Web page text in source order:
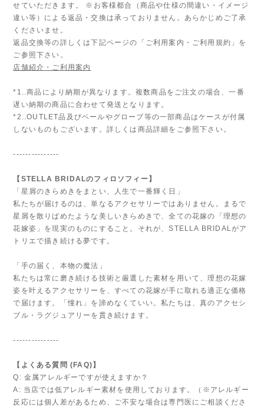
せていただきます。 ※お客様都合（商品や仕様の間違い・イメージ
違い等）による返品・交換は承っておりません。あらかじめご了承
くださいませ。
返品交換等の詳しくは下記ページの「ご利用案内・ご利用規約」を
ご参照下さい。
店舗紹介・ご利用案内
*1..商品により納期が異なります。複数商品をご注文の場合、一番
遅い納期の商品に合わせて発送となります。
*2..OUTLET品及びベールやグローブ等の一部商品はケースが付属
しないものもございます。詳しくは商品詳細をご参照下さい。
---------------
【STELLA BRIDALのフィロソフィー】
「星屑のきらめきをまとい、人生で一番輝く日」
私たちが届けるのは、単なるアクセサリーではありません。まるで
星屑を散りばめたような美しいきらめきで、全ての花嫁の「理想の
花嫁姿」を現実のものにすること。それが、STELLA BRIDALがア
トリエで描き続ける夢です。
「手の届く、本物の魔法」
私たちは常に磨き続ける技術と厳選した素材を用いて、理想の花嫁
姿を叶えるアクセサリーを、すべての花嫁が手に取れる適正な価格
で届けます。「憧れ」を諦めなくていい。私たちは、真のアクセシ
ブル・ラグジュアリーを貫き続けます。
---------------
【よくある質問 (FAQ)】
Q: 金属アレルギーですが使えますか？
A: 当店では低アレルギー素材を使用しております。（※アレルギー
反応には個人差があるため、ご不安な場合は専門医にご相談くださ